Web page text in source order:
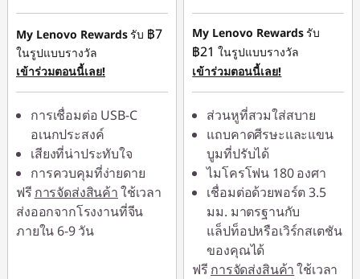
ค
ที่
ที่
฿29.00
My Lenovo Rewardsรับ ฿7
ในรูปแบบรางวัล
เข้าร่วมตอนนี้เลย!
การเชื่อมต่อ USB-C
อเนกประสงค์
เสียงที่น่าประทับใจ
การควบคุมที่ง่ายดาย
ฟรี การจัดส่งสินค้าใช้เวลา
ส่งออกจากโรงงานที่จีน
ภายใน 6-9 วัน
฿84.90
My Lenovo Rewardsรับ
฿21 ในรูปแบบรางวัล
เข้าร่วมตอนนี้เลย!
ส่วนหูที่สวมใส่สบาย
แถบคาดศีรษะและแขน
บูมที่ปรับได้
ไมโครโฟน 180 องศา
เชื่อมต่อด้วยพอร์ต 3.5
มม. มาตรฐานกับ
แล็ปท็อปหรือเวิร์กสเตชัน
ของคุณได้
ฟรี การจัดส่งสินค้าใช้เวลา